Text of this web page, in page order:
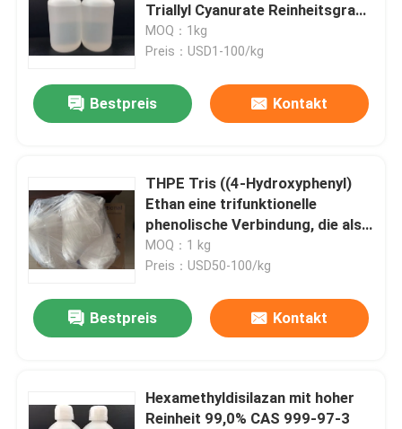
Haus
Videos
Fabrik-Ausflug
Qualitätskontrolle
Triallyl Cyanurate Reinheitsgrad-
99%
MOQ：1kg
Preis：USD1-100/kg
Bestpreis Kontakt
THPE Tris ((4-Hydroxyphenyl)
Ethan eine trifunktionelle
phenolische Verbindung, die als
Verbundmittel für Polymere
verwendet wird
MOQ：1 kg
Preis：USD50-100/kg
Bestpreis Kontakt
Hexamethyldisilazan mit hoher
Reinheit 99,0% CAS 999-97-3